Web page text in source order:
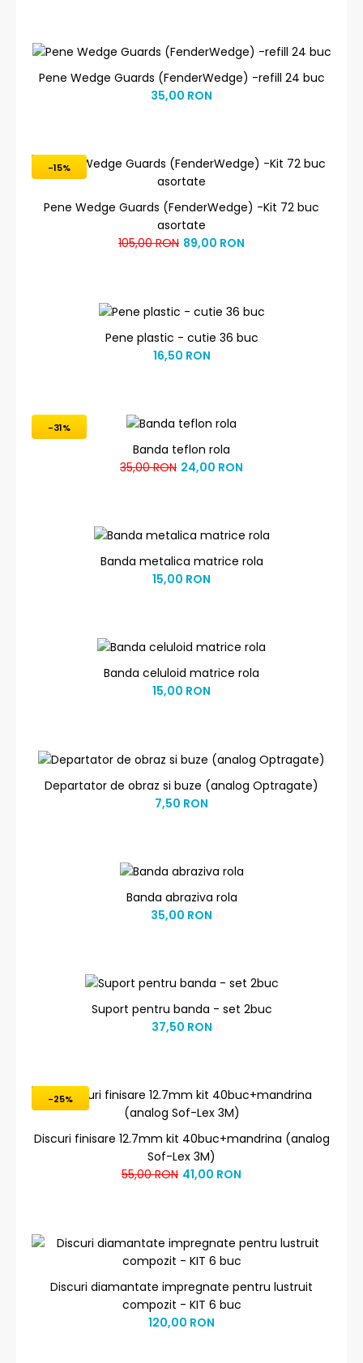
Pene Wedge Guards (FenderWedge) -refill 24 buc
35,00 RON
-15%
Pene Wedge Guards (FenderWedge) -Kit 72 buc
asortate
105,00 RON 89,00 RON
Pene plastic - cutie 36 buc
16,50 RON
-31%
Banda teflon rola
35,00 RON 24,00 RON
Banda metalica matrice rola
15,00 RON
Banda celuloid matrice rola
15,00 RON
Departator de obraz si buze (analog Optragate)
7,50 RON
Banda abraziva rola
35,00 RON
Suport pentru banda - set 2buc
37,50 RON
-25%
Discuri finisare 12.7mm kit 40buc+mandrina (analog
Sof-Lex 3M)
55,00 RON 41,00 RON
Discuri diamantate impregnate pentru lustruit
compozit - KIT 6 buc
120,00 RON